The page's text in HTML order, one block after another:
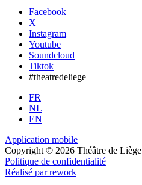
Facebook
X
Instagram
Youtube
Soundcloud
Tiktok
#theatredeliege
FR
NL
EN
Application mobile
Copyright © 2026 Théâtre de Liège
Politique de confidentialité
Réalisé par rework